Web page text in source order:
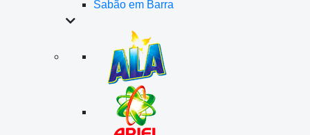
Sabão em Barra